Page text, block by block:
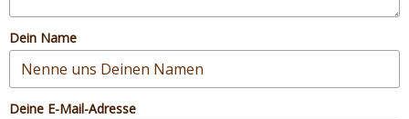
Dein Name
Deine E-Mail-Adresse